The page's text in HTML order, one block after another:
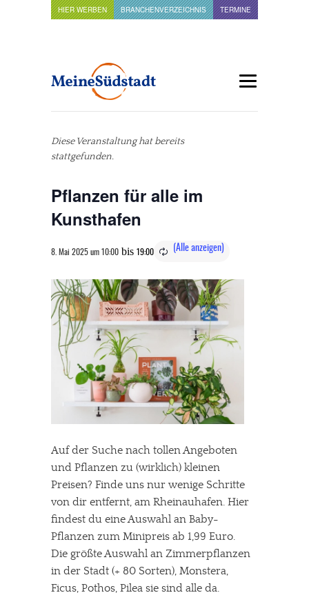
HIER WERBEN BRANCHENVERZEICHNIS TERMINE
Diese Veranstaltung hat bereits
stattgefunden.
Pflanzen für alle im
Kunsthafen
8. Mai 2025 um 10:00 bis 19:00
Auf der Suche nach tollen Angeboten
und Pflanzen zu (wirklich) kleinen
Preisen? Finde uns nur wenige Schritte
von dir entfernt, am Rheinauhafen. Hier
findest du eine Auswahl an Baby-
Pflanzen zum Minipreis ab 1,99 Euro.
Die größte Auswahl an Zimmerpflanzen
in der Stadt (+ 80 Sorten), Monstera,
Ficus, Pothos, Pilea sie sind alle da.